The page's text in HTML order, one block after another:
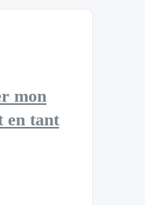
mon
en tant